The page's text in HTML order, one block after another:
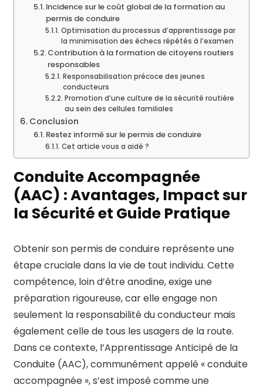
Incidence sur le coût global de la formation au
permis de conduire
Optimisation du processus d’apprentissage par
la minimisation des échecs répétés à l’examen
Contribution à la formation de citoyens routiers
responsables
Responsabilisation précoce des jeunes
conducteurs
Promotion d’une culture de la sécurité routière
au sein des cellules familiales
Conclusion
Restez informé sur le permis de conduire
Cet article vous a aidé ?
Conduite Accompagnée
(AAC) : Avantages, Impact sur
la Sécurité et Guide Pratique
Obtenir son permis de conduire représente une
étape cruciale dans la vie de tout individu. Cette
compétence, loin d’être anodine, exige une
préparation rigoureuse, car elle engage non
seulement la responsabilité du conducteur mais
également celle de tous les usagers de la route.
Dans ce contexte, l’Apprentissage Anticipé de la
Conduite (AAC), communément appelé « conduite
accompagnée », s’est imposé comme une